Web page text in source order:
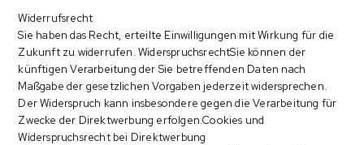
Widerrufsrecht
Sie haben das Recht, erteilte Einwilligungen mit Wirkung für die
Zukunft zu widerrufen. WiderspruchsrechtSie können der
künftigen Verarbeitung der Sie betreffenden Daten nach
Maßgabe der gesetzlichen Vorgaben jederzeit widersprechen.
Der Widerspruch kann insbesondere gegen die Verarbeitung für
Zwecke der Direktwerbung erfolgen.Cookies und
Widerspruchsrecht bei Direktwerbung